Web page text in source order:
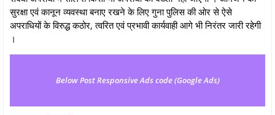
सुरक्षा एवं कानून व्यवस्था बनाए रखने के लिए गुना पुलिस की ओर से ऐसे
अपराधियों के विरुद्ध कठोर, त्वरित एवं प्रभावी कार्यवाही आगे भी निरंतर जारी रहेगी
।
Below Post Responsive Ads code (Google Ads)